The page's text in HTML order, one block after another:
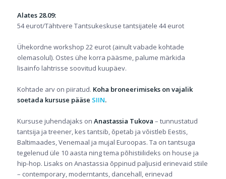
Alates 28.09:
54 eurot/Tähtvere Tantsukeskuse tantsijatele 44 eurot
Ühekordne workshop 22 eurot (ainult vabade kohtade
olemasolul). Ostes ühe korra pääsme, palume märkida
lisainfo lahtrisse soovitud kuupäev.
Kohtade arv on piiratud. Koha broneerimiseks on vajalik
soetada kursuse pääse SIIN.
Kursuse juhendajaks on Anastassia Tukova – tunnustatud
tantsija ja treener, kes tantsib, õpetab ja võistleb Eestis,
Baltimaades, Venemaal ja mujal Euroopas. Ta on tantsuga
tegelenud üle 10 aasta ning tema põhistiilideks on house ja
hip-hop. Lisaks on Anastassia õppinud paljusid erinevaid stiile
– contemporary, moderntants, dancehall, erinevad